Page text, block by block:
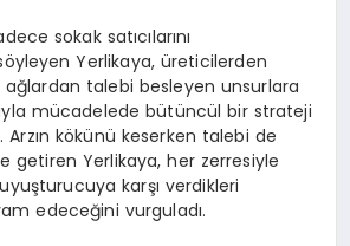
sokak satıcılarını
Yerlikaya, üreticilerden
talebi besleyen unsurlara
mücadelede bütüncül bir strateji
Arzın kökünü keserken talebi de
getiren Yerlikaya, her zerresiyle
karşı verdikleri
edeceğini vurguladı.